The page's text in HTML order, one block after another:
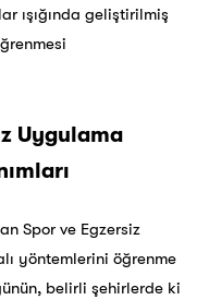
ışığında geliştirilmiş
Uygulama
Spor ve Egzersiz
yöntemlerini öğrenme
belirli şehirlerde ki